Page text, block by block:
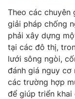
Theo các chuyên
giải pháp chống
phải xây dựng
tại các đô thị,
lưới sông ngòi,
đánh giá nguy
các trường hợp
để giúp triển khai